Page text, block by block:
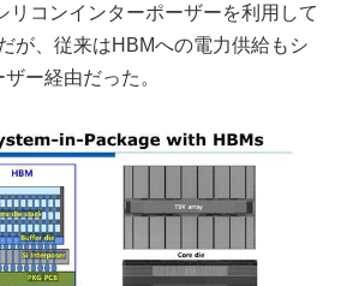
コンインターポーザーを利用して
が、従来はHBMへの電力供給もシ
ー経由だった。